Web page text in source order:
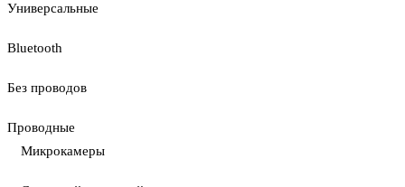
Универсальные
Bluetooth
Без проводов
Проводные
Микрокамеры